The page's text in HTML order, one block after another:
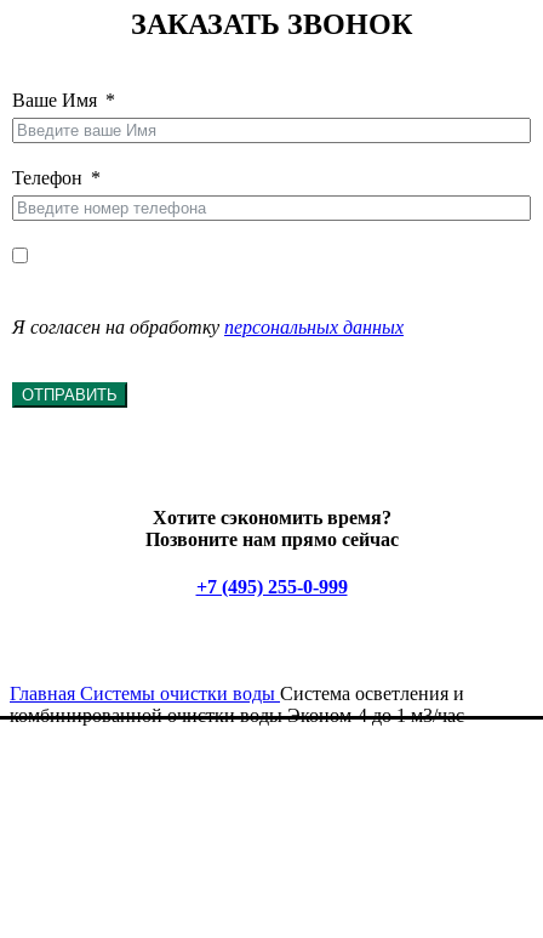
ЗАКАЗАТЬ ЗВОНОК
Ваше Имя
Телефон
Я согласен на обработку персональных данных
ОТПРАВИТЬ
Хотите сэкономить время?
Позвоните нам прямо сейчас
+7 (495) 255-0-999
Главная Системы очистки воды Система осветления и
комбинированной очистки воды Эконом-4 до 1 м3/час